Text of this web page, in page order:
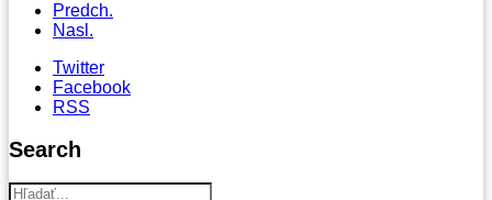
Predch.
Nasl.
Twitter
Facebook
RSS
Search